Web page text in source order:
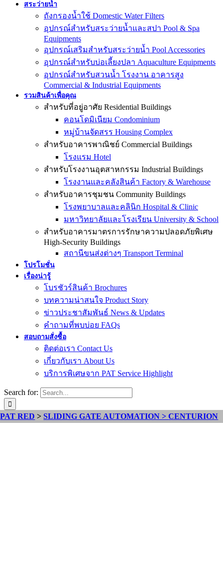
สระว่ายน้ำ
ถังกรองน้ำใช้ Domestic Water Filters
อุปกรณ์สำหรับสระว่ายน้ำและสปา Pool & Spa
Equipments
อุปกรณ์เสริมสำหรับสระว่ายน้ำ Pool Accessories
อุปกรณ์สำหรับบ่อเลี้ยงปลา Aquaculture Equipments
อุปกรณ์สำหรับสวนน้ำ โรงงาน อาคารสูง
Commercial & Industrial Equipments
รวมสินค้าเพื่อคุณ
สำหรับที่อยู่อาศัย Residential Buildings
คอนโดมิเนียม Condominium
หมู่บ้านจัดสรร Housing Complex
สำหรับอาคารพาณิชย์ Commercial Buildings
โรงแรม Hotel
สำหรับโรงงานอุตสาหกรรม Industrial Buildings
โรงงานและคลังสินค้า Factory & Warehouse
สำหรับอาคารชุมชน Community Buildings
โรงพยาบาลและคลินิก Hospital & Clinic
มหาวิทยาลัยและโรงเรียน University & School
สำหรับอาคารมาตรการรักษาความปลอดภัยพิเศษ
High-Security Buildings
สถานีขนส่งต่างๆ Transport Terminal
โปรโมชั่น
เรื่องน่ารู้
โบรชัวร์สินค้า Brochures
บทความน่าสนใจ Product Story
ข่าวประชาสัมพันธ์ News & Updates
คำถามที่พบบ่อย FAQs
สอบถามสั่งซื้อ
ติดต่อเรา Contact Us
เกี่ยวกับเรา About Us
บริการพิเศษจาก PAT Service Highlight
Search for:
PAT RED >SLIDING GATE AUTOMATION >CENTURION